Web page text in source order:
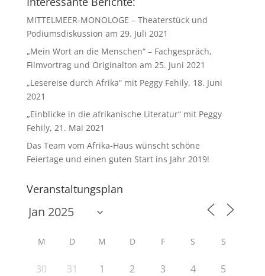
MITTELMEER-MONOLOGE – Theaterstück und
Podiumsdiskussion am 29. Juli 2021
„Mein Wort an die Menschen“ – Fachgespräch,
Filmvortrag und Originalton am 25. Juni 2021
„Lesereise durch Afrika“ mit Peggy Fehily, 18. Juni
2021
„Einblicke in die afrikanische Literatur“ mit Peggy
Fehily, 21. Mai 2021
Das Team vom Afrika-Haus wünscht schöne
Feiertage und einen guten Start ins Jahr 2019!
Veranstaltungsplan
M D M D F S S
30 31 1 2 3 4 5